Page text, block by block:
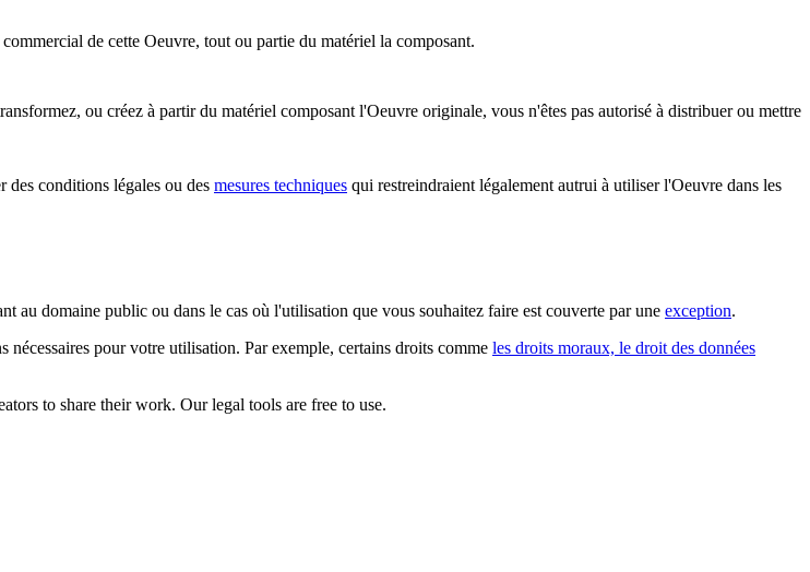
de cette Oeuvre, tout ou partie du matériel la composant.
ou créez à partir du matériel composant l'Oeuvre originale, vous n'êtes pas autorisé à distribuer ou mettre
conditions légales ou des mesures techniques qui restreindraient légalement autrui à utiliser l'Oeuvre dans les
au domaine public ou dans le cas où l'utilisation que vous souhaitez faire est couverte par une exception.
nécessaires pour votre utilisation. Par exemple, certains droits comme les droits moraux, le droit des données
to share their work. Our legal tools are free to use.